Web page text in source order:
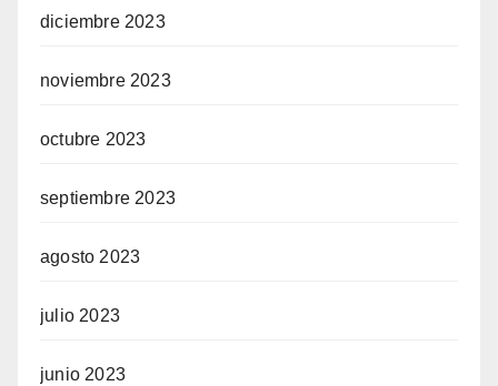
diciembre 2023
noviembre 2023
octubre 2023
septiembre 2023
agosto 2023
julio 2023
junio 2023